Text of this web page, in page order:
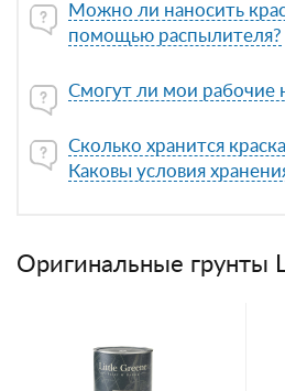
Можно ли наносить
помощью распылителя?
Смогут ли мои рабочие
Сколько хранится
Каковы условия
Оригинальные грунты